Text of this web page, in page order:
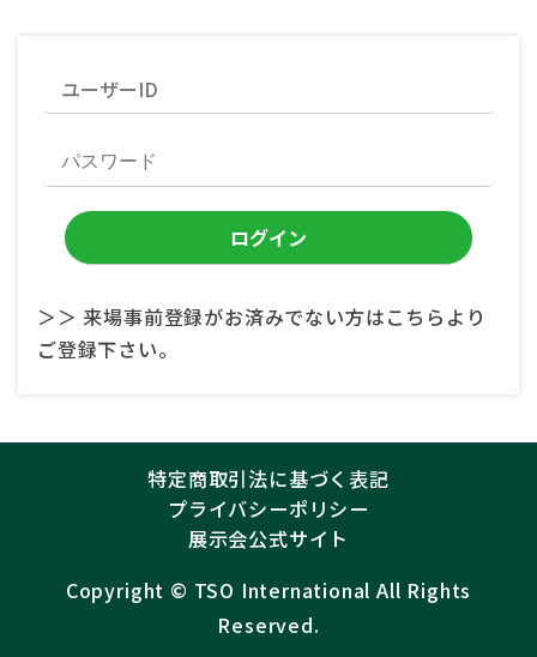
＞＞ 来場事前登録がお済みでない方はこちらより
ご登録下さい。
特定商取引法に基づく表記
プライバシーポリシー
展示会公式サイト
Copyright ©︎ TSO International All Rights
Reserved.